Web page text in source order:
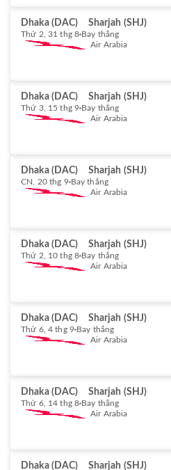
Dhaka (DAC) Sharjah (SHJ)
Thứ 2, 31 thg 8 Bay thẳng
Air Arabia
Dhaka (DAC) Sharjah (SHJ)
Thứ 3, 15 thg 9 Bay thẳng
Air Arabia
Dhaka (DAC) Sharjah (SHJ)
CN, 20 thg 9 Bay thẳng
Air Arabia
Dhaka (DAC) Sharjah (SHJ)
Thứ 2, 10 thg 8 Bay thẳng
Air Arabia
Dhaka (DAC) Sharjah (SHJ)
Thứ 6, 4 thg 9 Bay thẳng
Air Arabia
Dhaka (DAC) Sharjah (SHJ)
Thứ 6, 14 thg 8 Bay thẳng
Air Arabia
Dhaka (DAC) Sharjah (SHJ)